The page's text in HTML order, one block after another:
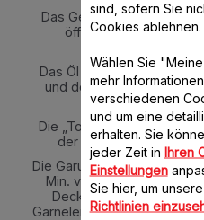
Das Gefäß von der
öffnen und den
Das Öl dazugeben und
und dem Knoblauch auf
ohne Stöpsel
Die „Tomate Frito“-Soße
der Brühe durch die
Die Garung auf Stufe 1 für
Min. vor Progammende
Deckelöffnung die
Garnelen, Kaisergranate
sind, sofern Sie
Cookies ablehnen.
Wählen Sie
mehr
verschiedenen
und um eine
erhalten. Sie
jeder Zeit in Ihren
Einstellungen
Sie hier, um unsere
Richtlinien